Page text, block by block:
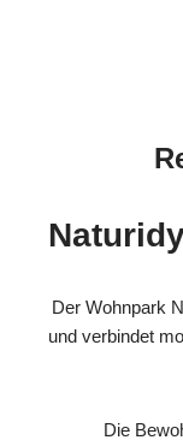
Der Wohnpark
und verbindet
Die